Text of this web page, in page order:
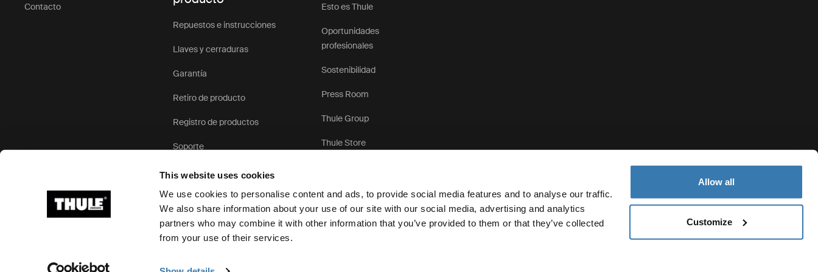
This website uses cookies
We use cookies to personalise content and ads, to provide social media features and to analyse our traffic.
We also share information about your use of our site with our social media, advertising and analytics
partners who may combine it with other information that you’ve provided to them or that they’ve collected
from your use of their services.
Allow all
Customize
Contacto
Repuestos e instrucciones
Llaves y cerraduras
Garantía
Retiro de producto
Registro de productos
Soporte
Esto es Thule
Oportunidades
profesionales
Sostenibilidad
Press Room
Thule Group
Thule Store
Ⓒ 2026 Thule Group Todos los derechos reservados Aviso de privacidad Política de cookies Configuración de cookies Current market/